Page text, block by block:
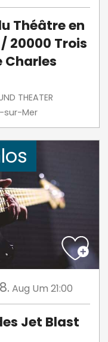
Théâtre en
20000 Trois
Charles
THEATER
sur-Mer
8. Aug Um 21:00
Jet Blast